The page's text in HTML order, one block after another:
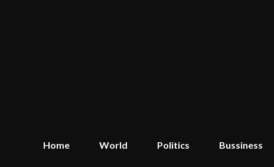
Home World Politics Bussiness